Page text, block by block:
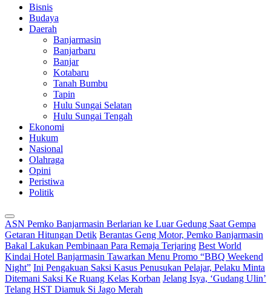
Bisnis
Budaya
Daerah
Banjarmasin
Banjarbaru
Banjar
Kotabaru
Tanah Bumbu
Tapin
Hulu Sungai Selatan
Hulu Sungai Tengah
Ekonomi
Hukum
Nasional
Olahraga
Opini
Peristiwa
Politik
ASN Pemko Banjarmasin Berlarian ke Luar Gedung Saat Gempa
Getaran Hitungan Detik Berantas Geng Motor, Pemko Banjarmasin
Bakal Lakukan Pembinaan Para Remaja Terjaring Best World
Kindai Hotel Banjarmasin Tawarkan Menu Promo “BBQ Weekend
Night” Ini Pengakuan Saksi Kasus Penusukan Pelajar, Pelaku Minta
Ditemani Saksi Ke Ruang Kelas Korban Jelang Isya, ‘Gudang Ulin’
Telang HST Diamuk Si Jago Merah